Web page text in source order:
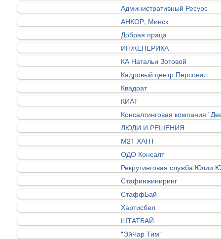
Административный Ресурс
АНКОР, Минск
Добрая праца
ИНЖЕНЕРИКА
КА Натальи Зотовой
Кадровый центр Персонал
Квадрат
КИАТ
Консалтинговая компания
ЛЮДИ И РЕШЕНИЯ
М21 ХАНТ
ОДО Консалт
Рекрутинговая служба Юлии
Стафинжиниринг
СтаффБай
Хартисбел
ШТАТБАЙ
"ЭйЧар Тим"